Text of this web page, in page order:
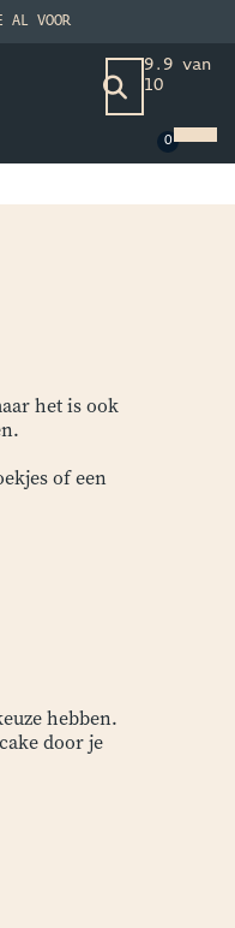
AL VOOR
9.9 van
10
het is ook
of een
hebben.
door je